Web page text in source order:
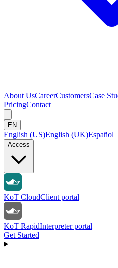
About UsCareerCustomersCase
PricingContact
EN
English (US)English (UK)Español
Access
KoT CloudClient portal
KoT RapidInterpreter portal
Get Started